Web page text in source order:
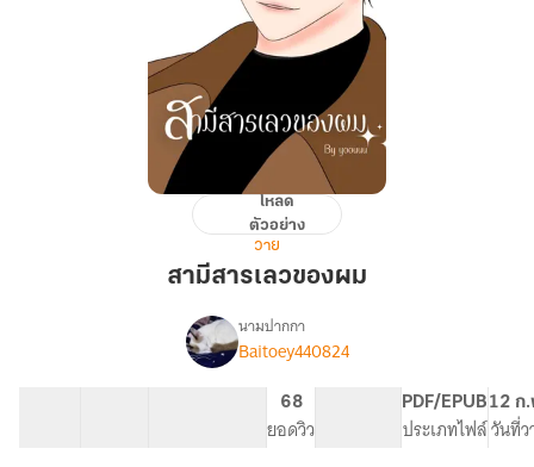
สารเลว
ของ
โหลด
ตัวอย่าง
วาย
สามีสารเลวของผม
เรื่อง
สารเลว
ของ
ผม
นามปากกา
Baitoey440824
68
ยอดวิว
PDF/EPUB
ประเภทไฟล์
12 ก
วันที่ว